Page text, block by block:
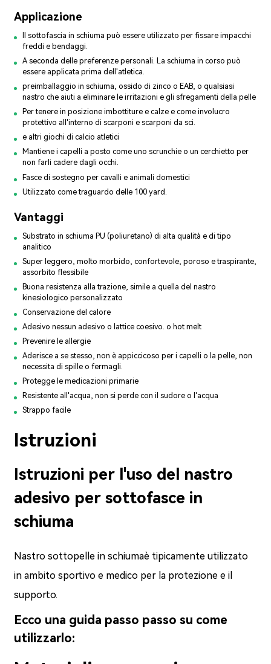
Applicazione
Il sottofascia in schiuma può essere utilizzato per fissare impacchi
freddi e bendaggi.
A seconda delle preferenze personali. La schiuma in corso può
essere applicata prima dell'atletica.
preimballaggio in schiuma, ossido di zinco o EAB, o qualsiasi
nastro che aiuti a eliminare le irritazioni e gli sfregamenti della pelle
Per tenere in posizione imbottiture e calze e come involucro
protettivo all'interno di scarponi e scarponi da sci.
e altri giochi di calcio atletici
Mantiene i capelli a posto come uno scrunchie o un cerchietto per
non farli cadere dagli occhi.
Fasce di sostegno per cavalli e animali domestici
Utilizzato come traguardo delle 100 yard.
Vantaggi
Substrato in schiuma PU (poliuretano) di alta qualità e di tipo
analitico
Super leggero, molto morbido, confortevole, poroso e traspirante,
assorbito flessibile
Buona resistenza alla trazione, simile a quella del nastro
kinesiologico personalizzato
Conservazione del calore
Adesivo nessun adesivo o lattice coesivo. o hot melt
Prevenire le allergie
Aderisce a se stesso, non è appiccicoso per i capelli o la pelle, non
necessita di spille o fermagli.
Protegge le medicazioni primarie
Resistente all'acqua, non si perde con il sudore o l'acqua
Strappo facile
Istruzioni
Istruzioni per l'uso del nastro
adesivo per sottofasce in
schiuma
Nastro sottopelle in schiumaè tipicamente utilizzato
in ambito sportivo e medico per la protezione e il
supporto.
Ecco una guida passo passo su come
utilizzarlo: